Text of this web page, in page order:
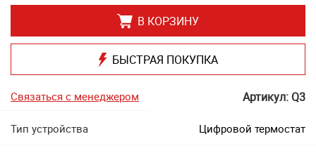
В КОРЗИНУ
БЫСТРАЯ ПОКУПКА
Связаться с менеджером Артикул: Q3
Тип устройства Цифровой термостат